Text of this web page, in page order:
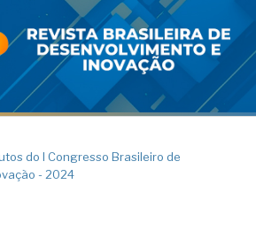
do I Congresso Brasileiro de
- 2024